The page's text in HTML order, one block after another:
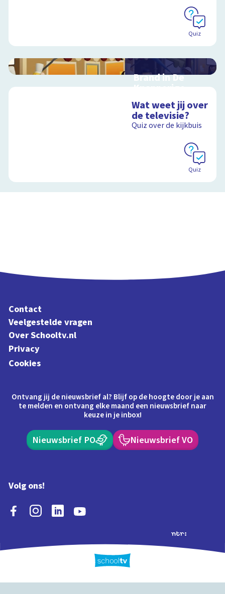
Quiz
Brand in De
Knapperige
Korst
Kruip in de rol van
journalist,
juicevlogger of
Schoolplaat
Wat weet jij over
de televisie?
Quiz over de kijkbuis
Quiz
Contact
Veelgestelde vragen
Over Schooltv.nl
Privacy
Cookies
Ontvang jij de nieuwsbrief al? Blijf op de hoogte door je aan
te melden en ontvang elke maand een nieuwsbrief naar
keuze in je inbox!
Nieuwsbrief PO Nieuwsbrief VO
Volg ons!